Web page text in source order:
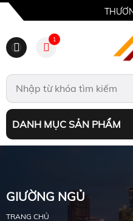
1
DANH MỤC SẢN PHẨM
GIƯỜNG NGỦ
TRANG CHỦ